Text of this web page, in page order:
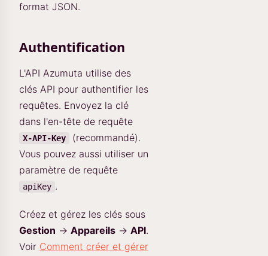
format JSON.
Authentification
L'API Azumuta utilise des
clés API pour authentifier les
requêtes. Envoyez la clé
dans l'en-tête de requête
X-API-Key
(recommandé).
Vous pouvez aussi utiliser un
paramètre de requête
apiKey .
Créez et gérez les clés sous
Gestion → Appareils → API.
Voir Comment créer et gérer